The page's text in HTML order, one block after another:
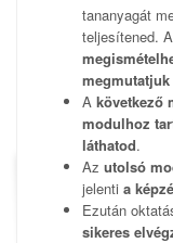
tananyagát
teljesítened. A
A következő
modulhoz
láthatod.
Az utolsó
jelenti a
Ezután
sikeres